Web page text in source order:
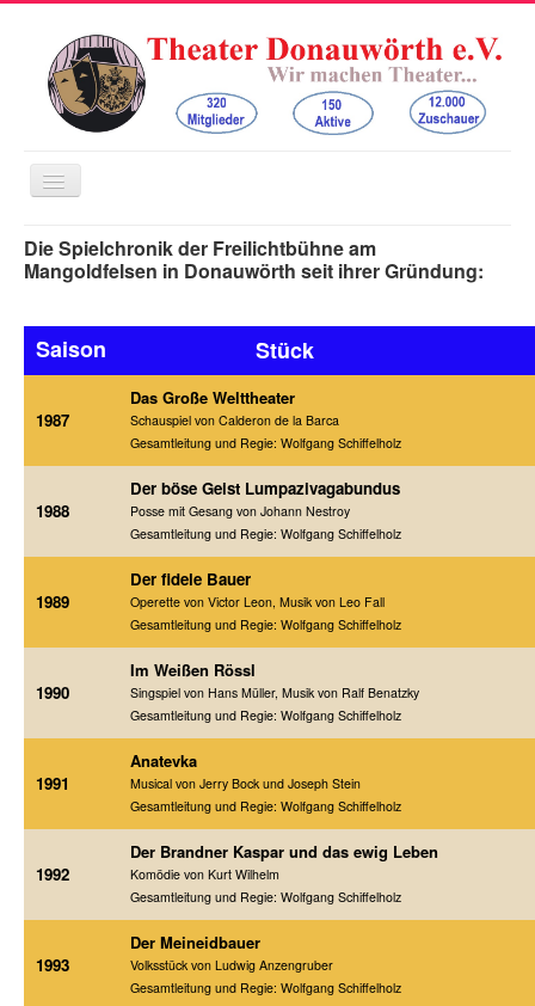
Navigation
Home
Der Verein
Bauernbühne Auchsesheim
Freilichtbühne am Mangoldfelsen
Kinder- und Jugendtheater
Die Spielchronik der Freilichtbühne am
Mangoldfelsen in Donauwörth seit ihrer Gründung:
Saison Stück
1987
Das Große Welttheater
Schauspiel von Calderon de la Barca
Gesamtleitung und Regie: Wolfgang Schiffelholz
1988
Der böse Geist Lumpazivagabundus
Posse mit Gesang von Johann Nestroy
Gesamtleitung und Regie: Wolfgang Schiffelholz
1989
Der fidele Bauer
Operette von Victor Leon, Musik von Leo Fall
Gesamtleitung und Regie: Wolfgang Schiffelholz
1990
Im Weißen Rössl
Singspiel von Hans Müller, Musik von Ralf Benatzky
Gesamtleitung und Regie: Wolfgang Schiffelholz
1991
Anatevka
Musical von Jerry Bock und Joseph Stein
Gesamtleitung und Regie: Wolfgang Schiffelholz
1992
Der Brandner Kaspar und das ewig Leben
Komödie von Kurt Wilhelm
Gesamtleitung und Regie: Wolfgang Schiffelholz
1993
Der Meineidbauer
Volksstück von Ludwig Anzengruber
Gesamtleitung und Regie: Wolfgang Schiffelholz